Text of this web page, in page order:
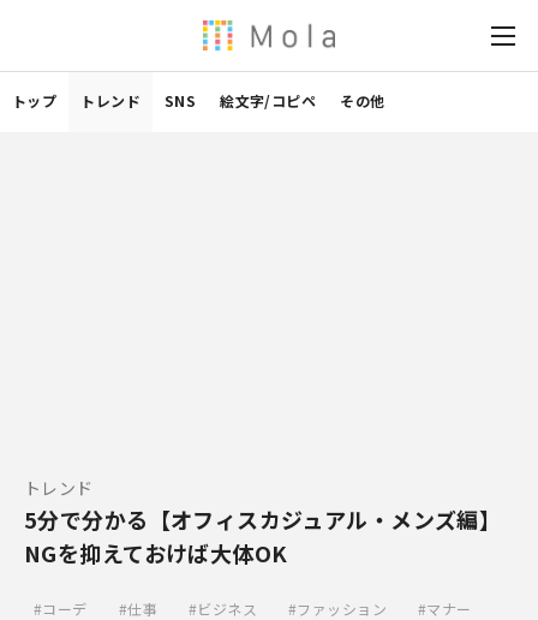
トップ トレンド SNS 絵文字/コピペ その他
トレンド
5分で分かる【オフィスカジュアル・メンズ編】
NGを抑えておけば大体OK
コーデ 仕事 ビジネス ファッション
マナー